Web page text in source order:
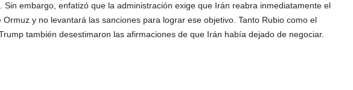
Sin embargo, enfatizó que la administración exige que Irán reabra inmediatamente el
Ormuz y no levantará las sanciones para lograr ese objetivo. Tanto Rubio como el
también desestimaron las afirmaciones de que Irán había dejado de negociar.